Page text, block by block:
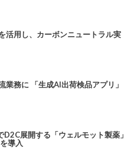
活用し、カーボンニュートラル実
務に 「生成AI出荷検品アプリ」
展開する「ウェルモット製薬」
導入